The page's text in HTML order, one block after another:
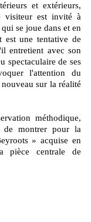
et extérieurs,
visiteur est invité à
se joue dans et en
est une tentative de
entretient avec son
spectaculaire de ses
l'attention du
sur la réalité
méthodique,
de montrer pour la
» acquise en
pièce centrale de